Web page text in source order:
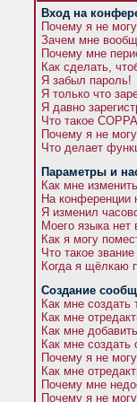
Вход на
Почему я не
Зачем мне
Почему мне
Как сделать,
Я забыл пароль!
Я только что
Я давно
Что такое
Почему я не
Что делает
Параметры и
Как мне
На конференции
Я изменил
Моего языка нет
Как я могу
Что такое
Когда я щёлкаю
Создание
Как мне
Как мне
Как мне
Как мне создать
Почему я не
Как мне
Почему мне
Почему я не